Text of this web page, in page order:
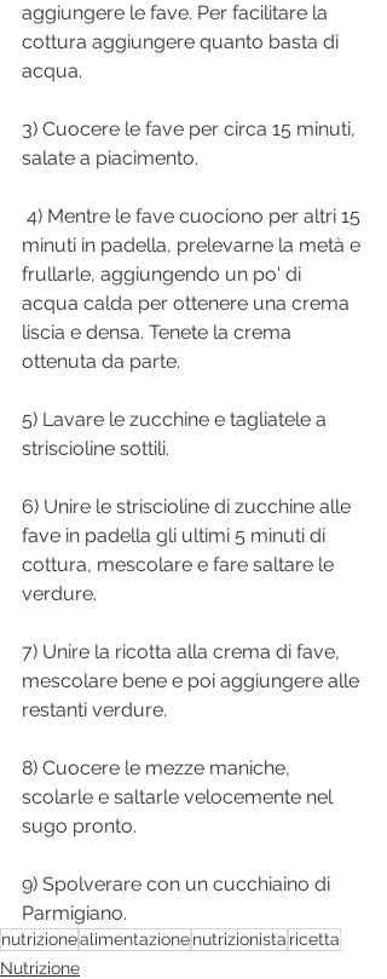
aggiungere le fave. Per facilitare la
cottura aggiungere quanto basta di
acqua.
3) Cuocere le fave per circa 15 minuti,
salate a piacimento.
minuti in padella, prelevarne la metà e
frullarle, aggiungendo un po' di
acqua calda per ottenere una crema
liscia e densa. Tenete la crema
ottenuta da parte.
5) Lavare le zucchine e tagliatele a
striscioline sottili.
6) Unire le striscioline di zucchine alle
fave in padella gli ultimi 5 minuti di
cottura, mescolare e fare saltare le
verdure.
7) Unire la ricotta alla crema di fave,
mescolare bene e poi aggiungere alle
restanti verdure.
8) Cuocere le mezze maniche,
scolarle e saltarle velocemente nel
sugo pronto.
9) Spolverare con un cucchiaino di
Parmigiano.
nutrizionealimentazionenutrizionista ricetta
Nutrizione